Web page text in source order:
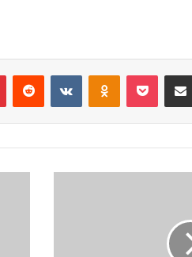
PinterestReddit VKontakteOdnoklassniki
Pocket